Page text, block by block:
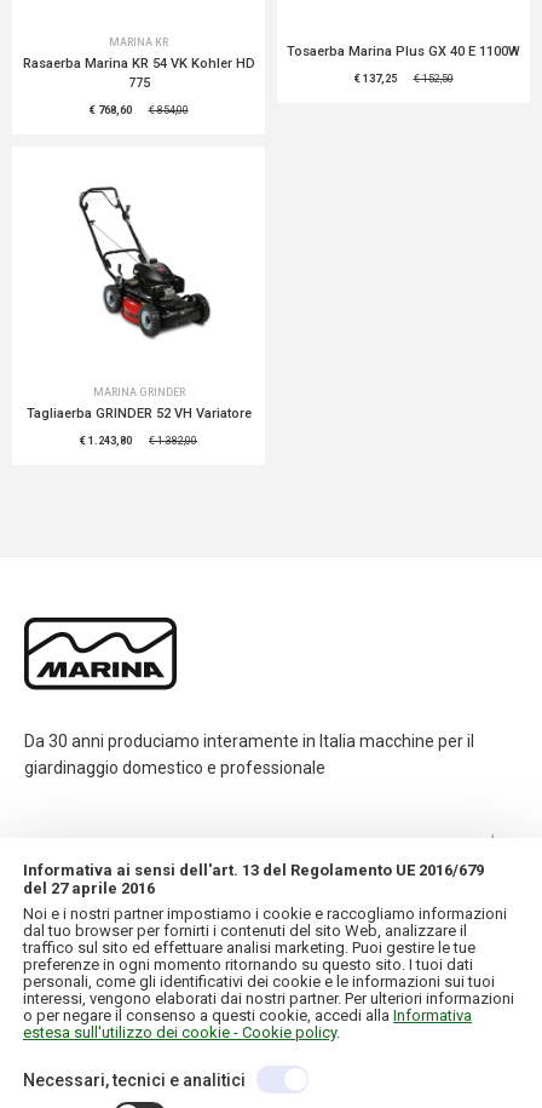
MARINA KR
Rasaerba Marina KR 54 VK Kohler HD
775
€ 768,60 € 854,00
Tosaerba Marina Plus GX 40 E 1100W
€ 137,25 € 152,50
MARINA GRINDER
Tagliaerba GRINDER 52 VH Variatore
€ 1.243,80 € 1.382,00
Da 30 anni produciamo interamente in Italia macchine per il
giardinaggio domestico e professionale
INFORMAZIONI
IL MIO ACCOUNT
Copyright © 2026 IT. Tutti i diritti riservati
Informativa ai sensi dell'art. 13 del Regolamento UE 2016/679
del 27 aprile 2016
Noi e i nostri partner impostiamo i cookie e raccogliamo informazioni
dal tuo browser per fornirti i contenuti del sito Web, analizzare il
traffico sul sito ed effettuare analisi marketing. Puoi gestire le tue
preferenze in ogni momento ritornando su questo sito. I tuoi dati
personali, come gli identificativi dei cookie e le informazioni sui tuoi
interessi, vengono elaborati dai nostri partner. Per ulteriori informazioni
o per negare il consenso a questi cookie, accedi alla Informativa
estesa sull'utilizzo dei cookie - Cookie policy.
Necessari, tecnici e analitici